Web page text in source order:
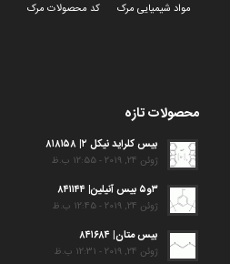
مواد شیمیایی مرک
کد محصولات مرک
محصولات تازه
بیس کلراید نیکل ۲| ۸۱۸۱۵۸
ژوئن 24, 2019 - 12:55 ب.ظ
۳و۵ بیس آنیلین| ۸۴۱۱۴۴
ژوئن 24, 2019 - 12:45 ب.ظ
بیس متان| ۸۴۱۶۸۴
ژوئن 24, 2019 - 12:31 ب.ظ